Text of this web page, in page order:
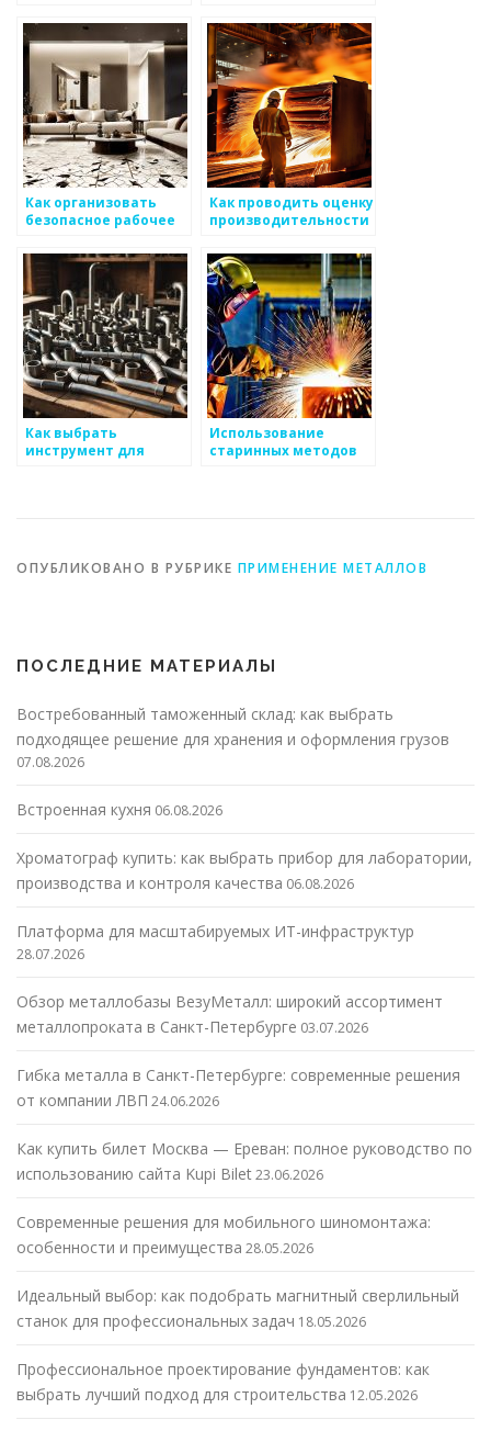
Как организовать
безопасное рабочее
сотрудников,
работающих с
металлоизделиями
Как проводить оценку
производительности
производстве
Как выбрать
инструмент для
Использование
старинных методов
ОПУБЛИКОВАНО В РУБРИКЕ ПРИМЕНЕНИЕ МЕТАЛЛОВ
ПОСЛЕДНИЕ МАТЕРИАЛЫ
Востребованный таможенный склад: как выбрать
подходящее решение для хранения и оформления грузов
07.08.2026
Встроенная кухня 06.08.2026
Хроматограф купить: как выбрать прибор для лаборатории,
производства и контроля качества 06.08.2026
Платформа для масштабируемых ИТ-инфраструктур
28.07.2026
Обзор металлобазы ВезуМеталл: широкий ассортимент
металлопроката в Санкт-Петербурге 03.07.2026
Гибка металла в Санкт-Петербурге: современные решения
от компании ЛВП 24.06.2026
Как купить билет Москва — Ереван: полное руководство по
использованию сайта Kupi Bilet23.06.2026
Современные решения для мобильного шиномонтажа:
особенности и преимущества 28.05.2026
Идеальный выбор: как подобрать магнитный сверлильный
станок для профессиональных задач 18.05.2026
Профессиональное проектирование фундаментов: как
выбрать лучший подход для строительства 12.05.2026